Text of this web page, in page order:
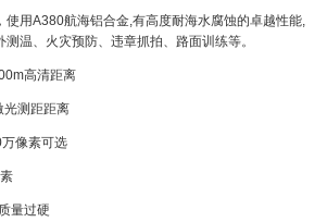
使用A380航海铝合金,有高度耐海水腐蚀的卓越性能,
温、火灾预防、违章抓拍、路面训练等。
⾼清距离
测距距离
像素可选
量过硬